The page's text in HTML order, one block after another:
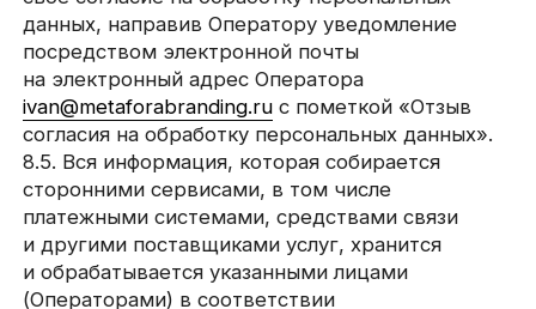
от уведомления о намерении осуществлять
обработку персональных данных).
10.2. Оператор до подачи вышеуказанного
уведомления, обязан получить от органов
власти иностранного государства, иностранных
физических лиц, иностранных юридических лиц,
которым планируется трансграничная передача
персональных данных, соответствующие
сведения.
11. Конфиденциальность
персональных данных
Оператор и иные лица, получившие доступ
к персональным данным, обязаны